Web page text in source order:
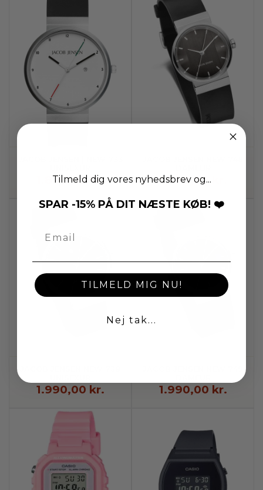
1.890,00 kr. 1.990,00 kr.
1.990,00 kr. 1.990,00 kr.
Tilmeld dig vores nyhedsbrev og...
SPAR -15% PÅ DIT NÆSTE KØB! ❤️
TILMELD MIG NU!
Nej tak...